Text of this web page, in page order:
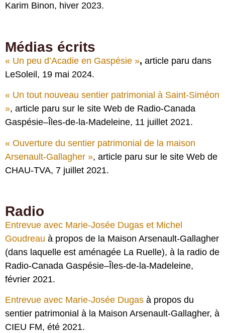
Karim Binon, hiver 2023.
Médias écrits
« Un peu d’Acadie en Gaspésie », article paru dans
LeSoleil, 19 mai 2024.
« Un tout nouveau sentier patrimonial à Saint-Siméon
», article paru sur le site Web de Radio-Canada
Gaspésie–Îles-de-la-Madeleine, 11 juillet 2021.
« Ouverture du sentier patrimonial de la maison
Arsenault-Gallagher », article paru sur le site Web de
CHAU-TVA, 7 juillet 2021.
Radio
Entrevue avec Marie-Josée Dugas et Michel
Goudreau à propos de la Maison Arsenault-Gallagher
(dans laquelle est aménagée La Ruelle), à la radio de
Radio-Canada Gaspésie–Îles-de-la-Madeleine,
février 2021.
Entrevue avec Marie-Josée Dugas à propos du
sentier patrimonial à la Maison Arsenault-Gallagher, à
CIEU FM, été 2021.